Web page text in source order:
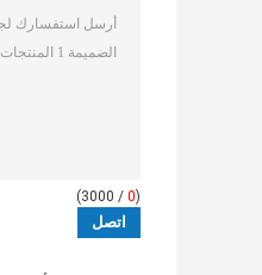
(
0
/ 3000)